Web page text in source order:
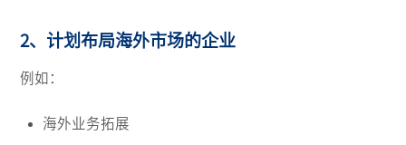
2、计划布局海外市场的企业
例如：
海外业务拓展